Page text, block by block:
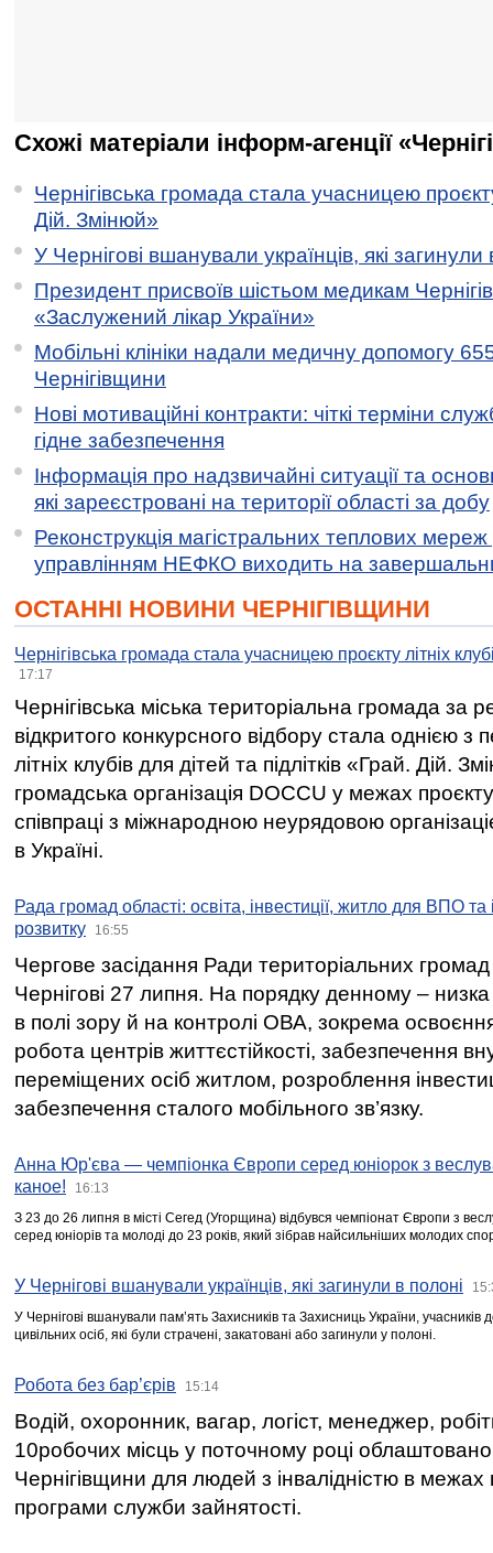
Схожі матеріали інформ-агенції
Чернігівська громада стала учасницею
Дій. Змінюй»
У Чернігові вшанували українців, які загинули
Президент присвоїв шістьом медикам
«Заслужений лікар України»
Мобільні клініки надали медичну допомогу
Чернігівщини
Нові мотиваційні контракти: чіткі терміни
гідне забезпечення
Інформація про надзвичайні ситуації та
які зареєстровані на території області за добу
Реконструкція магістральних теплових мереж
управлінням НЕФКО виходить на
ОСТАННІ НОВИНИ ЧЕРНІГІВЩИНИ
Чернігівська громада стала учасницею проєкту літніх
17:17
Чернігівська міська територіальна громада за
відкритого конкурсного відбору стала однією
літніх клубів для дітей та підлітків «Грай. Дій.
громадська організація DOCCU у межах
співпраці з міжнародною неурядовою
в Україні.
Рада громад області: освіта, інвестиції, житло для ВПО
розвитку
16:55
Чергове засідання Ради територіальних громад
Чернігові 27 липня. На порядку денному –
в полі зору й на контролі ОВА, зокрема освоєння
робота центрів життєстійкості, забезпечення
переміщених осіб житлом, розроблення
забезпечення сталого мобільного зв’язку.
Анна Юр'єва — чемпіонка Європи серед юніорок з
каное!
16:13
З 23 до 26 липня в місті Сегед (Угорщина) відбувся чемпіонат Європи з
серед юніорів та молоді до 23 років, який зібрав найсильніших молодих
У Чернігові вшанували українців, які загинули в полоні
У Чернігові вшанували пам’ять Захисників та Захисниць України,
цивільних осіб, які були страчені, закатовані або загинули у полоні.
Робота без бар’єрів 15:14
Водій, охоронник, вагар, логіст, менеджер,
10робочих місць у поточному році
Чернігівщини для людей з інвалідністю в межах
програми служби зайнятості.